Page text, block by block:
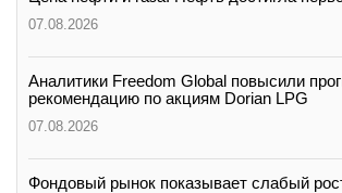
07.08.2026
Аналитики Freedom Global повысили
рекомендацию по акциям Dorian LPG
07.08.2026
Фондовый рынок показывает слабый